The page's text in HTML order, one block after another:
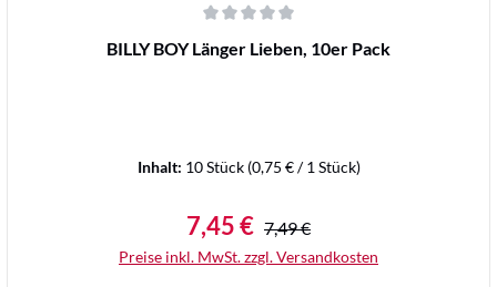
Durchschnittliche Bewertung von 0 von 5 Sternen
BILLY BOY Länger Lieben, 10er Pack
Inhalt: 10 Stück (0,75 € / 1 Stück)
Verkaufspreis:
7,45 € Regulärer Preis:
7,49 €
Preise inkl. MwSt. zzgl. Versandkosten